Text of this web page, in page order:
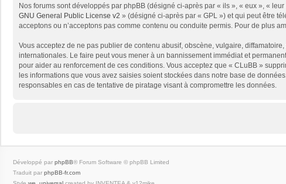
Nos forums sont développés par phpBB (désigné ci-après par « ils », « eux », «
GNU General Public License v2 » (désigné ci-après par « GPL ») et qui peut être
acceptons ou n’acceptons pas comme contenu ou conduite permis. Pour de plus
Vous acceptez de ne pas publier de contenu abusif, obscène, vulgaire,
internationales. Le faire peut vous mener à un bannissement immédiat et
pour aider au renforcement de ces conditions. Vous acceptez que « CLuBB »
les informations que vous avez saisies soient stockées dans notre base de
responsables en cas de tentative de piratage visant à compromettre les données.
Développé par phpBB® Forum Software © phpBB Limited
Traduit par phpBB-fr.com